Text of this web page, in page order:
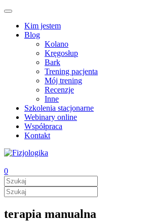
Kim jestem
Blog
Kolano
Kręgosłup
Bark
Trening pacjenta
Mój trening
Recenzje
Inne
Szkolenia stacjonarne
Webinary online
Współpraca
Kontakt
0
terapia manualna